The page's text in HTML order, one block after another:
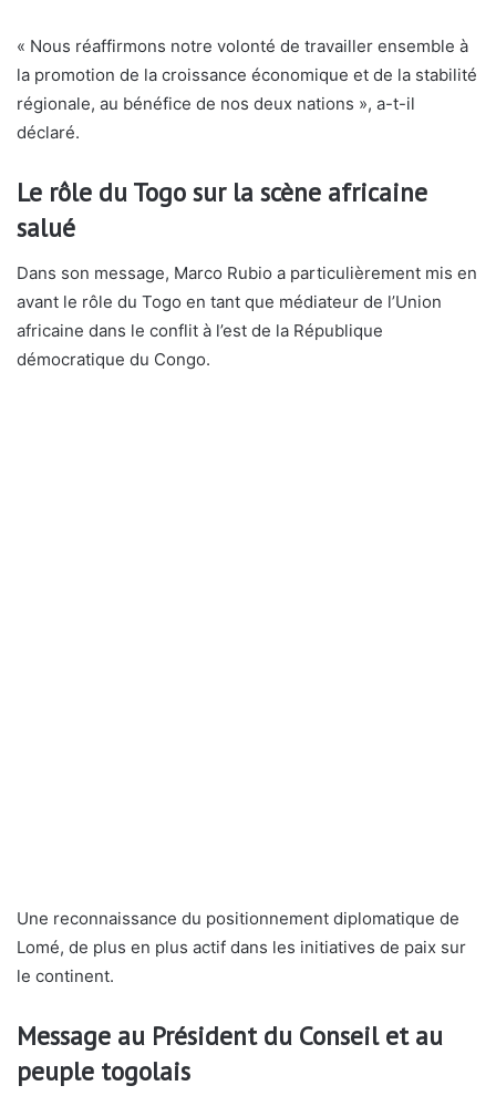
« Nous réaffirmons notre volonté de travailler ensemble à
la promotion de la croissance économique et de la stabilité
régionale, au bénéfice de nos deux nations », a-t-il
déclaré.
Le rôle du Togo sur la scène africaine
salué
Dans son message, Marco Rubio a particulièrement mis en
avant le rôle du Togo en tant que médiateur de l’Union
africaine dans le conflit à l’est de la République
démocratique du Congo.
Une reconnaissance du positionnement diplomatique de
Lomé, de plus en plus actif dans les initiatives de paix sur
le continent.
Message au Président du Conseil et au
peuple togolais